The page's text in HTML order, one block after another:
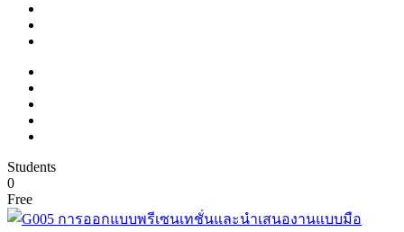
Students
0
Free